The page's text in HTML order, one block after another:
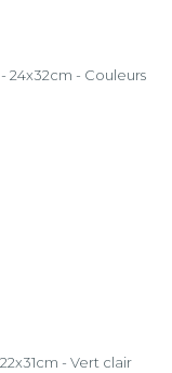
24x32cm - Couleurs
- Vert clair